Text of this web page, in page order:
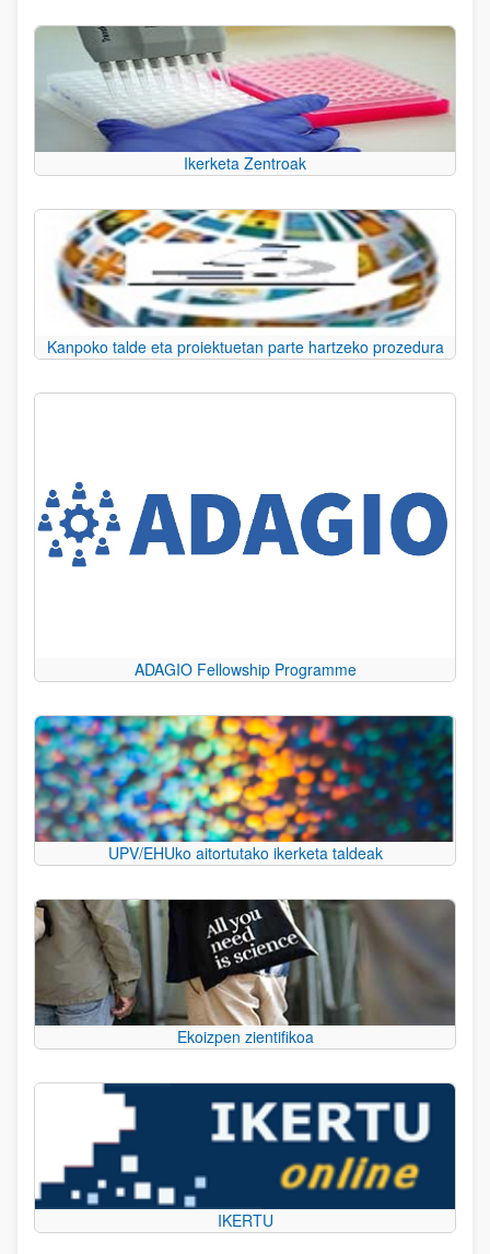
Ikerketa Zentroak
Kanpoko talde eta proiektuetan parte hartzeko prozedura
ADAGIO Fellowship Programme
UPV/EHUko aitortutako ikerketa taldeak
Ekoizpen zientifikoa
IKERTU